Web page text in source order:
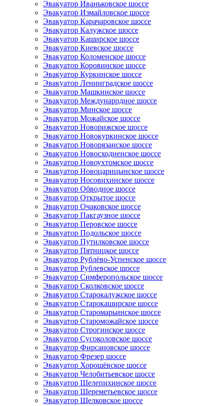
Эвакуатор Иваньковское шоссе
Эвакуатор Измайловское шоссе
Эвакуатор Карачаровское шоссе
Эвакуатор Калужское шоссе
Эвакуатор Каширское шоссе
Эвакуатор Киевское шоссе
Эвакуатор Коломенское шоссе
Эвакуатор Коровинское шоссе
Эвакуатор Куркинское шоссе
Эвакуатор Ленинградское шоссе
Эвакуатор Машкинское шоссе
Эвакуатор Международное шоссе
Эвакуатор Минское шоссе
Эвакуатор Можайское шоссе
Эвакуатор Новорижское шоссе
Эвакуатор Новокуркинское шоссе
Эвакуатор Новорязанское шоссе
Эвакуатор Новосходненское шоссе
Эвакуатор Новоухтомское шоссе
Эвакуатор Новоцарицынское шоссе
Эвакуатор Носовихинское шоссе
Эвакуатор Обводное шоссе
Эвакуатор Открытое шоссе
Эвакуатор Очаковское шоссе
Эвакуатор Пакгаузное шоссе
Эвакуатор Перовское шоссе
Эвакуатор Подольское шоссе
Эвакуатор Путилковское шоссе
Эвакуатор Пятницкое шоссе
Эвакуатор Рублёво-Успенское шоссе
Эвакуатор Рублевское шоссе
Эвакуатор Симферопольское шоссе
Эвакуатор Сколковское шоссе
Эвакуатор Старокалужское шоссе
Эвакуатор Старокаширское шоссе
Эвакуатор Старомарьинское шоссе
Эвакуатор Староможайское шоссе
Эвакуатор Строгинское шоссе
Эвакуатор Сусоколовское шоссе
Эвакуатор Фирсановское шоссе
Эвакуатор Фрезер шоссе
Эвакуатор Хорошёвское шоссе
Эвакуатор Челобитьевское шоссе
Эвакуатор Шелепихинское шоссе
Эвакуатор Шереметьевское шоссе
Эвакуатор Щелковское шоссе